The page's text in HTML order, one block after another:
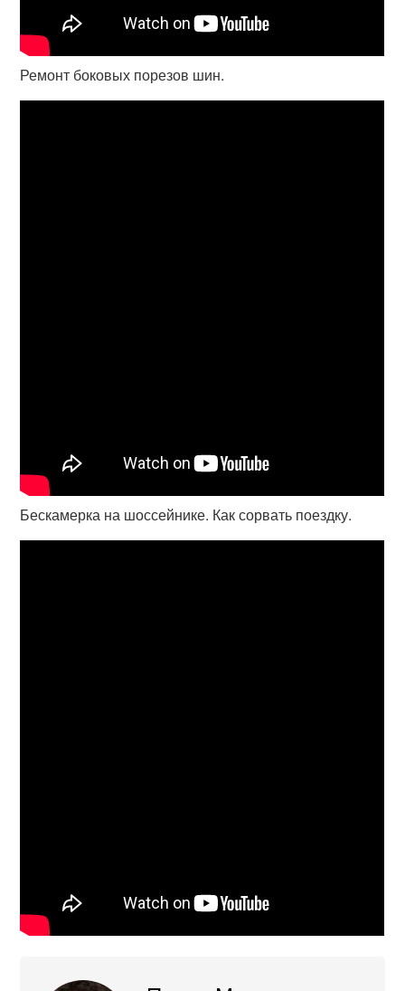
Ремонт боковых порезов шин.
Бескамерка на шоссейнике. Как сорвать поездку.